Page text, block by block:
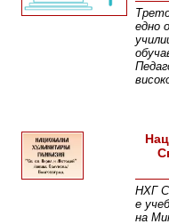
едно
НХГ
е
на